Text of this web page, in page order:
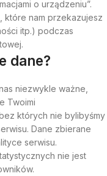
o urządzeniu”.
nam przekazujesz
itp.) podczas
dane?
niezwykle ważne,
Twoimi
których nie bylibyśmy
Dane zbierane
serwisu.
nie jest